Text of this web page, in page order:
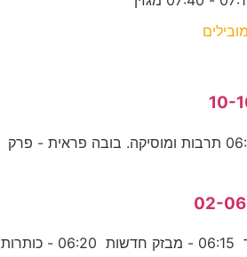
מיקס ישראלי 06:13 - 06:45 תרבות ומוסיקה. בובה פראית - פרק
06:00 - מוקדם על הבוקר 06:15 - מבזק חדשות 06:20 - כותרות